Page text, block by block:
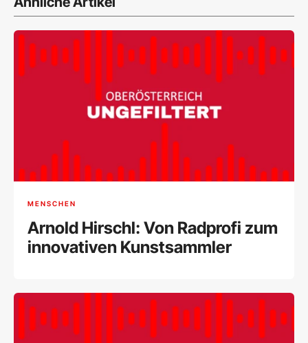
MENSCHEN
Arnold Hirschl: Von Radprofi zum
innovativen Kunstsammler